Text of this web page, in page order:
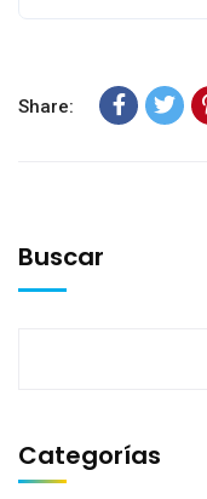
Share:
Buscar
Categorías